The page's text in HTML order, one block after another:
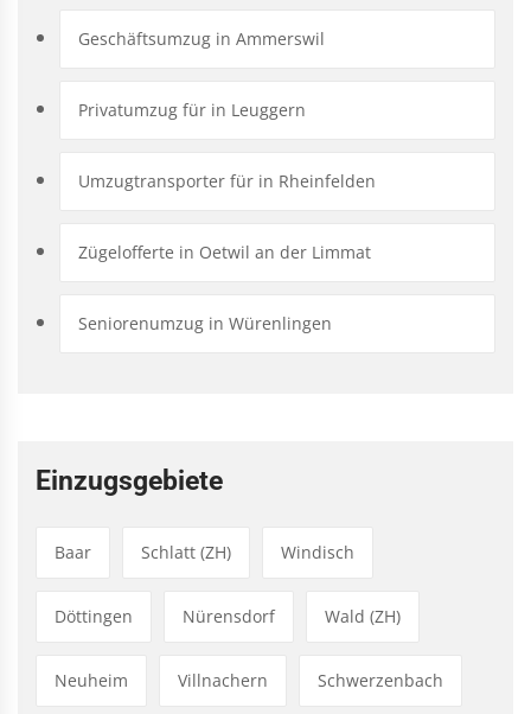
Geschäftsumzug in Ammerswil
Privatumzug für in Leuggern
Umzugtransporter für in Rheinfelden
Zügelofferte in Oetwil an der Limmat
Seniorenumzug in Würenlingen
Einzugsgebiete
Baar Schlatt (ZH) Windisch
Döttingen Nürensdorf Wald (ZH)
Neuheim Villnachern Schwerzenbach